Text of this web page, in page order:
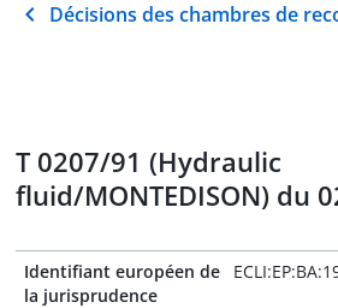
Décisions des chambres de
T 0207/91 (Hydraulic
fluid/MONTEDISON) du
Identifiant européen de
la jurisprudence